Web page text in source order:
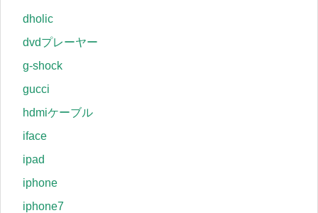
dholic
dvdプレーヤー
g-shock
gucci
hdmiケーブル
iface
ipad
iphone
iphone7